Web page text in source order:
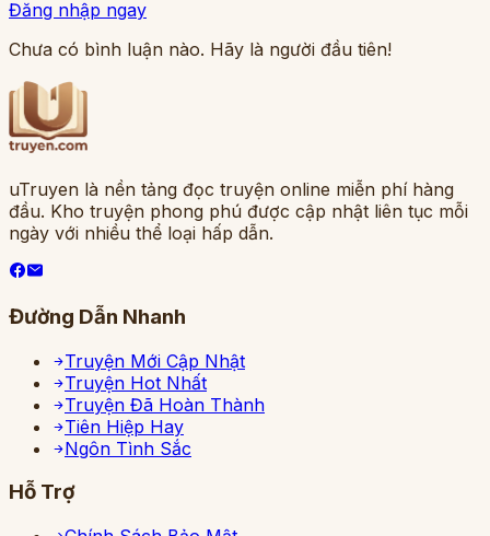
Đăng nhập ngay
Chưa có bình luận nào. Hãy là người đầu tiên!
uTruyen là nền tảng đọc truyện online miễn phí hàng
đầu. Kho truyện phong phú được cập nhật liên tục mỗi
ngày với nhiều thể loại hấp dẫn.
Đường Dẫn Nhanh
Truyện Mới Cập Nhật
Truyện Hot Nhất
Truyện Đã Hoàn Thành
Tiên Hiệp Hay
Ngôn Tình Sắc
Hỗ Trợ